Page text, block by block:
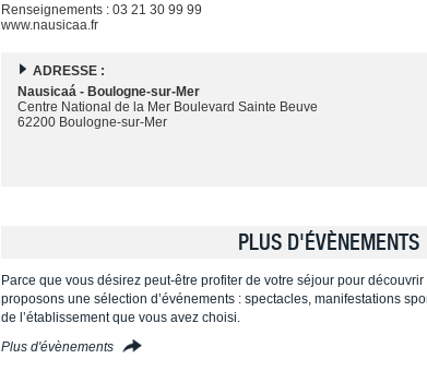
Renseignements : 03 21 30 99 99
www.nausicaa.fr
ADRESSE :
Nausicaá - Boulogne-sur-Mer
Centre National de la Mer Boulevard Sainte Beuve
62200 Boulogne-sur-Mer
PLUS D'ÉVÈNEMENTS
Parce que vous désirez peut-être profiter de votre séjour pour
proposons une sélection d’événements : spectacles, manifestations
de l’établissement que vous avez choisi.
Plus d'évènements